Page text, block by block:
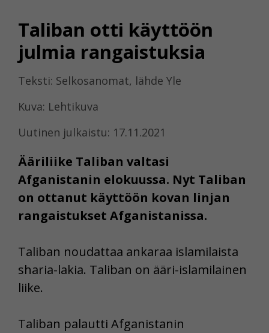
Taliban otti käyttöön
julmia rangaistuksia
Teksti: Selkosanomat, lähde Yle
Kuva: Lehtikuva
Uutinen julkaistu: 17.11.2021
Ääriliike Taliban valtasi
Afganistanin elokuussa. Nyt Taliban
on ottanut käyttöön kovan linjan
rangaistukset Afganistanissa.
Taliban noudattaa ankaraa islamilaista
sharia-lakia. Taliban on ääri-islamilainen
liike.
Taliban palautti Afganistanin